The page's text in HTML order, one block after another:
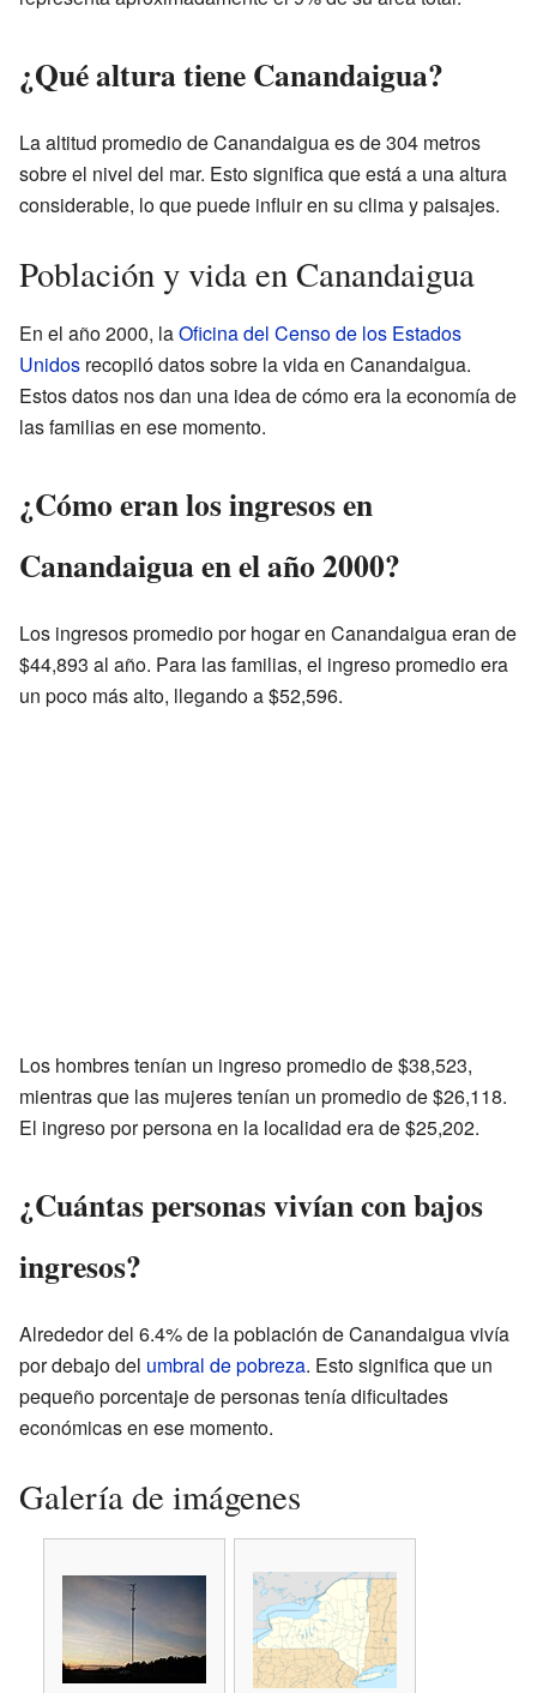
¿Qué altura tiene Canandaigua?
La altitud promedio de Canandaigua es de 304 metros
sobre el nivel del mar. Esto significa que está a una altura
considerable, lo que puede influir en su clima y paisajes.
Población y vida en Canandaigua
En el año 2000, laOficina del Censo de los Estados
Unidos recopiló datos sobre la vida en Canandaigua.
Estos datos nos dan una idea de cómo era la economía de
las familias en ese momento.
¿Cómo eran los ingresos en
Canandaigua en el año 2000?
Los ingresos promedio por hogar en Canandaigua eran de
$44,893 al año. Para las familias, el ingreso promedio era
un poco más alto, llegando a $52,596.
Los hombres tenían un ingreso promedio de $38,523,
mientras que las mujeres tenían un promedio de $26,118.
El ingreso por persona en la localidad era de $25,202.
¿Cuántas personas vivían con bajos
ingresos?
Alrededor del 6.4% de la población de Canandaigua vivía
por debajo del umbral de pobreza. Esto significa que un
pequeño porcentaje de personas tenía dificultades
económicas en ese momento.
Galería de imágenes